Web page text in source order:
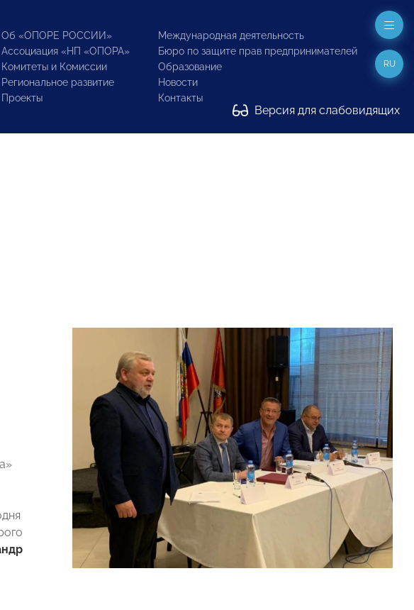
Об «ОПОРЕ РОССИИ»
Ассоциация «НП «ОПОРА»
Комитеты и Комиссии
Региональное развитие
Проекты
Международная деятельность
Бюро по защите прав предпринимателей
Образование
Новости
Контакты
Версия для слабовидящих
RU